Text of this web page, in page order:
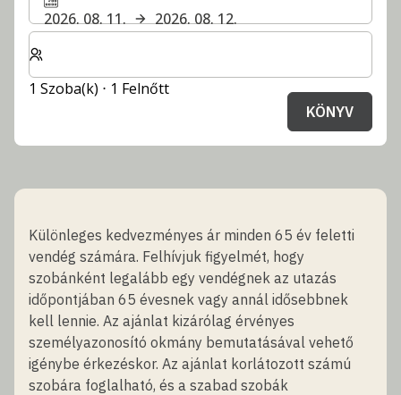
2026. 08. 11.
2026. 08. 12.
Válassza ki a szobák és a vendégek számát
1 Szoba(k) ⋅ 1 Felnőtt
KÖNYV
Különleges kedvezményes ár minden 65 év feletti
vendég számára. Felhívjuk figyelmét, hogy
szobánként legalább egy vendégnek az utazás
időpontjában 65 évesnek vagy annál idősebbnek
kell lennie. Az ajánlat kizárólag érvényes
személyazonosító okmány bemutatásával vehető
igénybe érkezéskor. Az ajánlat korlátozott számú
szobára foglalható, és a szabad szobák